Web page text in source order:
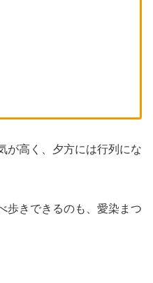
が高く、夕方には行列にな
歩きできるのも、愛染まつ